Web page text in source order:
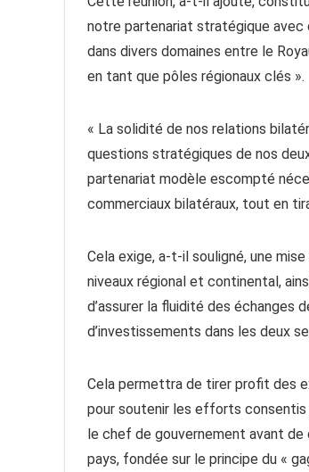
notre partenariat stratégique avec
dans divers domaines entre le
en tant que pôles régionaux clés ».
« La solidité de nos relations
questions stratégiques de nos
partenariat modèle escompté
commerciaux bilatéraux, tout en
Cela exige, a-t-il souligné, une
niveaux régional et continental,
d’assurer la fluidité des échanges
d’investissements dans les deux
Cela permettra de tirer profit des
pour soutenir les efforts
le chef de gouvernement avant
pays, fondée sur le principe du «